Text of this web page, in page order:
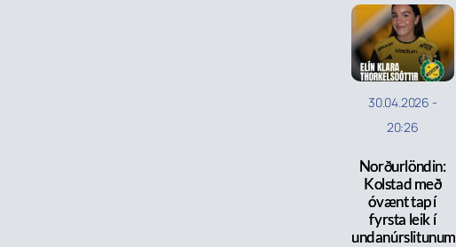
30.04.2026 -
20:26
Norðurlöndin:
Kolstad með
óvænt tap í
fyrsta leik í
undanúrslitunum